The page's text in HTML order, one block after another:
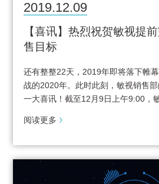
2019.12.09
【喜讯】热烈祝贺敏视提
售目标
还有整整22天，2019年即将落下帷
战的2020年。此时此刻，敏视销售
一大喜讯！截至12月9日上午9:00，
阅读更多